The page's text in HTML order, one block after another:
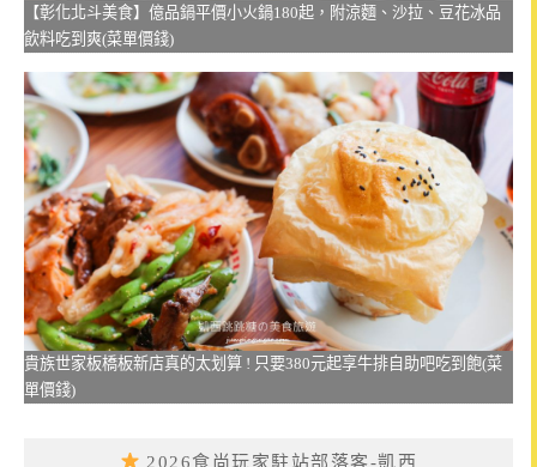
【彰化北斗美食】億品鍋平價小火鍋180起，附涼麵、沙拉、豆花冰品
飲料吃到爽(菜單價錢)
貴族世家板橋板新店真的太划算 ! 只要380元起享牛排自助吧吃到飽(菜
單價錢)
2026食尚玩家駐站部落客-凱西